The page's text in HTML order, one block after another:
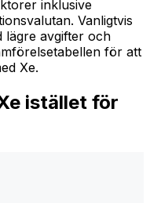
inklusive
Vanligtvis
lägre avgifter och
för att
Xe.
istället för